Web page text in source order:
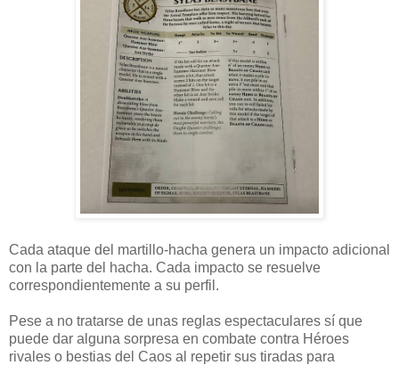
Cada ataque del martillo-hacha genera un impacto adicional
con la parte del hacha. Cada impacto se resuelve
correspondientemente a su perfil.
Pese a no tratarse de unas reglas espectaculares sí que
puede dar alguna sorpresa en combate contra Héroes
rivales o bestias del Caos al repetir sus tiradas para